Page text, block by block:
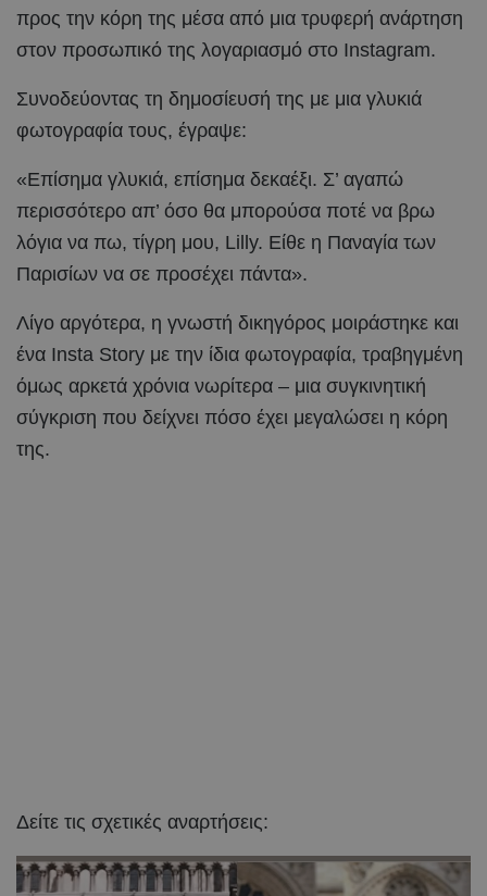
προς την κόρη της μέσα από μια τρυφερή ανάρτηση
στον προσωπικό της λογαριασμό στο Instagram.
Συνοδεύοντας τη δημοσίευσή της με μια γλυκιά
φωτογραφία τους, έγραψε:
«Επίσημα γλυκιά, επίσημα δεκαέξι. Σ’ αγαπώ
περισσότερο απ’ όσο θα μπορούσα ποτέ να βρω
λόγια να πω, τίγρη μου, Lilly. Είθε η Παναγία των
Παρισίων να σε προσέχει πάντα».
Λίγο αργότερα, η γνωστή δικηγόρος μοιράστηκε και
ένα Insta Story με την ίδια φωτογραφία, τραβηγμένη
όμως αρκετά χρόνια νωρίτερα – μια συγκινητική
σύγκριση που δείχνει πόσο έχει μεγαλώσει η κόρη
της.
Δείτε τις σχετικές αναρτήσεις: